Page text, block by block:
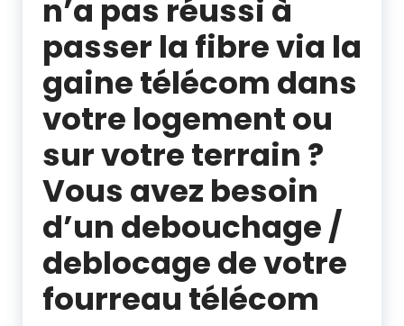
n’a pas réussi à
passer la fibre via la
gaine télécom dans
votre logement ou
sur votre terrain ?
Vous avez besoin
d’un debouchage /
deblocage de votre
fourreau télécom